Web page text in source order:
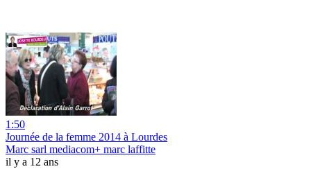
1:50
Journée de la femme 2014 à Lourdes
Marc sarl mediacom+ marc laffitte
il y a 12 ans